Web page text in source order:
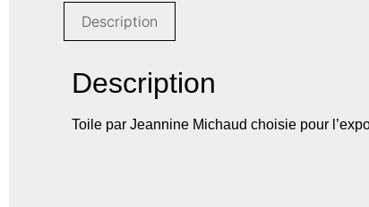
Description
Description
Toile par Jeannine Michaud choisie pour